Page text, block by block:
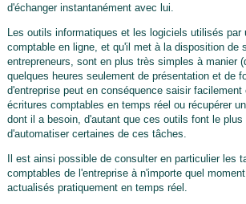
d'échanger instantanément avec lui.
Les outils informatiques et les logiciels utilisés par
comptable en ligne, et qu'il met à la disposition de
entrepreneurs, sont en plus très simples à manier
quelques heures seulement de présentation et de
d'entreprise peut en conséquence saisir facilement
écritures comptables en temps réel ou récupérer
dont il a besoin, d'autant que ces outils font le
d'automatiser certaines de ces tâches.
Il est ainsi possible de consulter en particulier les
comptables de l'entreprise à n'importe quel
actualisés pratiquement en temps réel.